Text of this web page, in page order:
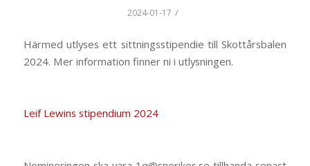
2024-01-17 /
Härmed utlyses ett sittningsstipendie till Skottårsbalen
2024. Mer information finner ni i utlysningen.
Leif Lewins stipendium 2024